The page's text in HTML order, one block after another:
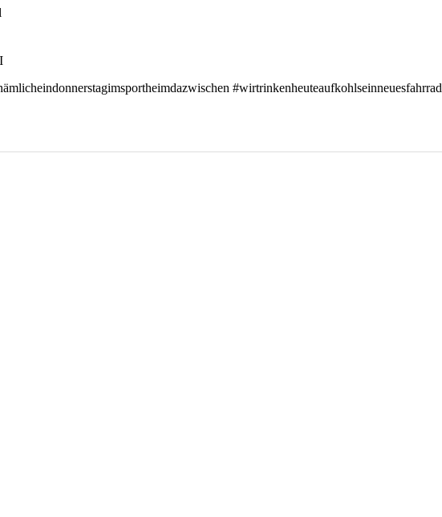
#wirtrinkenheuteaufkohlseinneuesfahrrad